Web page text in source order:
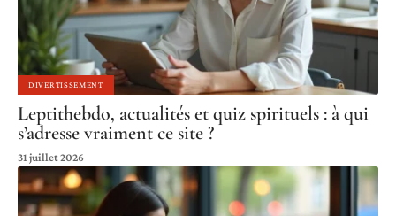
DIVERTISSEMENT
Leptithebdo, actualités et quiz spirituels : à qui
s’adresse vraiment ce site ?
31 juillet 2026